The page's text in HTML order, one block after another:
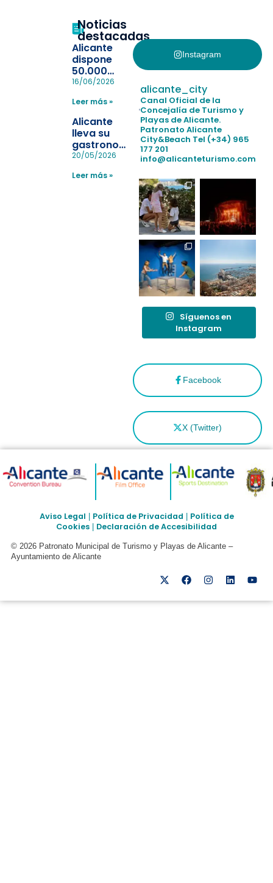
Noticias
destacadas
Alicante
dispone
50.000
pulseras
la
pérdida de niños
en las
playas y
realiza con
éxito un
simulacro de socorrismo
16/06/2026
Leer más »
Alicante
lleva su
gastronomía
a Madrid
reforzar el
20/05/2026
Leer más »
Instagram
Facebook
X (Twitter)
alicante_city
Canal Oficial de la
Concejalía de Turismo y
Playas de Alicante.
Patronato Alicante
City&Beach Tel (+34) 965
177 201
info@alicanteturismo.com
Síguenos en
Instagram
Aviso Legal Política de Privacidad
Política de
Cookies
Declaración de Accesibilidad
© 2026 Patronato Municipal de Turismo y Playas de Alicante –
Ayuntamiento de Alicante